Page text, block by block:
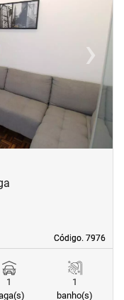
›Next
Código. 7976
Código. 7976
1
1
banho(s)